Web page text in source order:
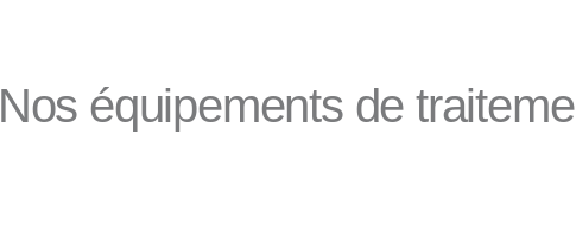
Nos équipements de